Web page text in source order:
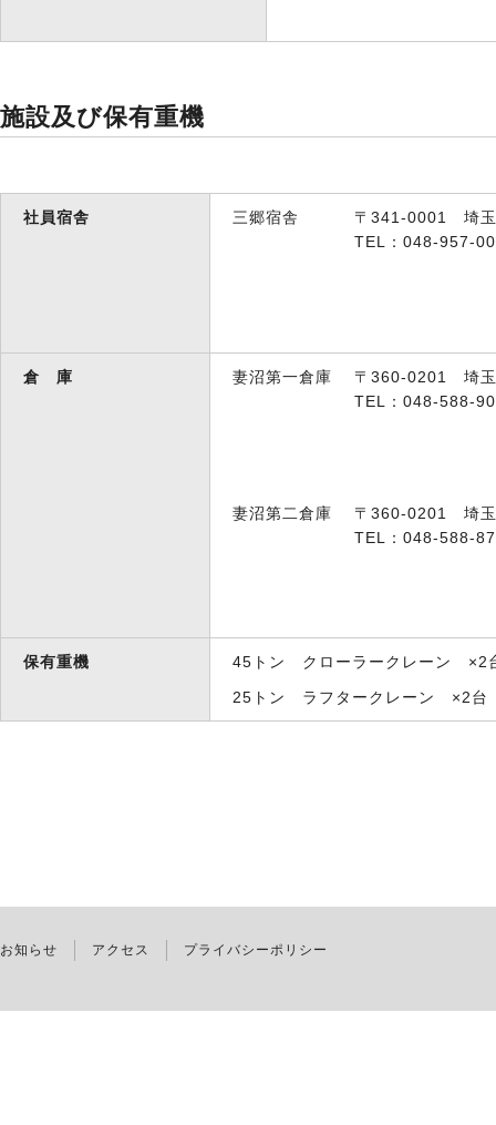
施設及び保有重機
社員宿舎 三郷宿舎
〒341-0001 埼玉
TEL：048-957-
倉 庫 妻沼第一倉庫
〒360-0201 埼玉
TEL：048-588-
妻沼第二倉庫
〒360-0201 埼玉
TEL：048-588-
保有重機
45トン クローラークレーン ×2
25トン ラフタークレーン ×2台
お知らせ アクセス プライバシーポリシー